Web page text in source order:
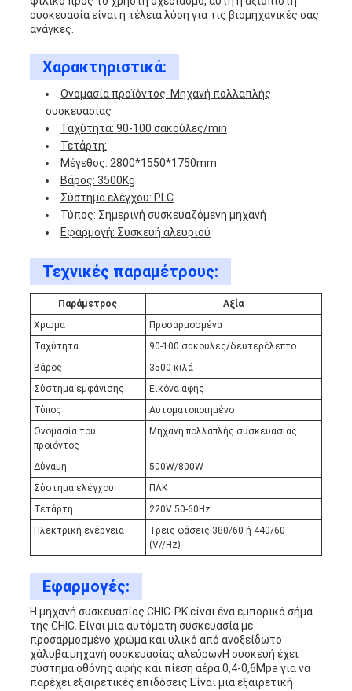
συσκευασία είναι η τέλεια λύση για τις βιομηχανικές σας
ανάγκες.
Χαρακτηριστικά:
Ονομασία προϊόντος: Μηχανή πολλαπλής
συσκευασίας
Ταχύτητα: 90-100 σακούλες/min
Τετάρτη:
Μέγεθος: 2800*1550*1750mm
Βάρος: 3500Kg
Σύστημα ελέγχου: PLC
Τύπος: Σημερινή συσκευαζόμενη μηχανή
Εφαρμογή: Συσκευή αλευριού
Τεχνικές παραμέτρους:
Παράμετρος
Αξία
Χρώμα
Προσαρμοσμένα
Ταχύτητα
90-100 σακούλες/δευτερόλεπτο
Βάρος
3500 κιλά
Σύστημα εμφάνισης
Εικόνα αφής
Τύπος
Αυτοματοποιημένο
Ονομασία του
προϊόντος
Μηχανή πολλαπλής συσκευασίας
Δύναμη
500W/800W
Σύστημα ελέγχου
ΠΛΚ
Τετάρτη
220V 50-60Hz
Ηλεκτρική ενέργεια
Τρεις φάσεις 380/60 ή 440/60
(V//Hz)
Εφαρμογές:
Η μηχανή συσκευασίας CHIC-PK είναι ένα εμπορικό σήμα
της CHIC. Είναι μια αυτόματη συσκευασία με
προσαρμοσμένο χρώμα και υλικό από ανοξείδωτο
χάλυβα.μηχανή συσκευασίας αλεύρωνΗ συσκευή έχει
σύστημα οθόνης αφής και πίεση αέρα 0,4-0,6Mpa για να
παρέχει εξαιρετικές επιδόσεις.Είναι μια εξαιρετική